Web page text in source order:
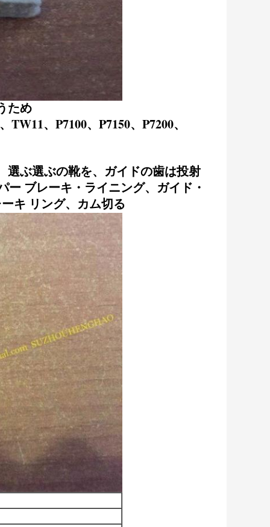
ため
、P7100、P7150、P7200、
選ぶ選ぶの靴を、ガイドの歯は投射
ブレーキ・ライニング、ガイド・
キ リング、カム切る